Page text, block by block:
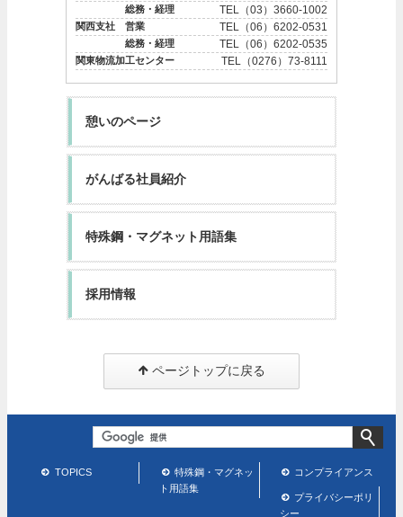
総務・経理 TEL（03）3660-1002
関西支社 営業 TEL（06）6202-0531
総務・経理 TEL（06）6202-0535
関東物流加工センター TEL（0276）73-8111
憩いのページ
がんばる社員紹介
特殊鋼・マグネット用語集
採用情報
ページトップに戻る
TOPICS
特殊鋼・マグネッ
ト用語集
コンプライアンス
プライバシーポリ
シー